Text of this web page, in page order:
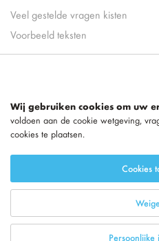
Veel gestelde vragen kisten
Voorbeeld teksten
Wij gebruiken cookies om uw
voldoen aan de cookie wetgeving,
cookies te plaatsen.
Cookies
Persoonlijke